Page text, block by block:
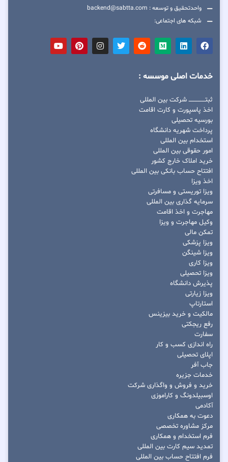
واحدتحقیق و توسعه : backend@sabtta.com
شبکه های اجتماعی:
خدمات اصلی موسسه :
ثبتــــــــــــــــ شرکت بین المللی
اخذ پاسپورت و کارت اقامت
بورسیه تحصیلی
پرداخت شهریه دانشگاه
استخدام بین المللی
امور حقوقی بین المللی
خرید املاک خارج کشور
افتتاح حساب بانکی بین المللی
اخذ ویزا
ویزا توریستی و مسافرتی
سرمایه گذاری بین المللی
مهاجرت و اخذ اقامت
وکیل مهاجرت و ویزا
تمکن مالی
ویزا پزشکی
ویزا شینگن
ویزا کاری
ویزا تحصیلی
پذیرش دانشگاه
ویزا زیارتی
استارتاپ
مالکیت و خرید بیزینس
رفع ریجکتی
سفارت
راه اندازی کسب و کار
اپلای تحصیلی
جاب آفر
خدمات جزیره
خرید و فروش و واگذاری شرکت
اوسبیلدونگ و کاراموزی
آکادمی
دعوت به همکاری
مرکز مشاوره تخصصی
فرم استخدام و همکاری
تمدید سیم کارت بین المللی
فرم افتتاح حساب بین المللی